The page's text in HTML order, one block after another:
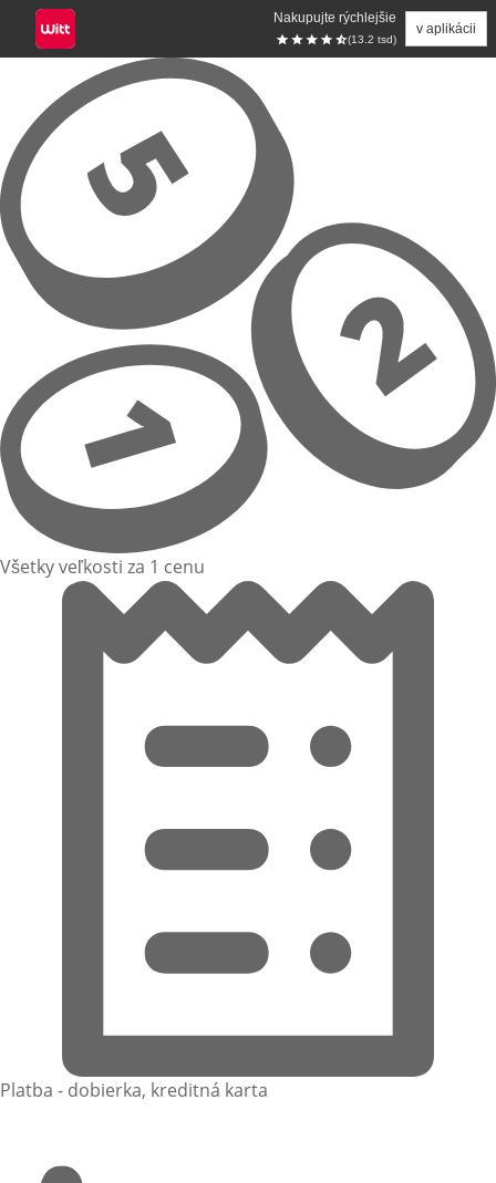
Nakupujte rýchlejšie
(13.2 tsd)
v aplikácii
Prejsť na hlavný obsah
Všetky veľkosti za 1 cenu
Platba - dobierka, kreditná karta